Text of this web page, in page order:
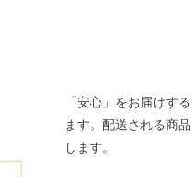
「安心」をお届けす
ます。配送される商
します。